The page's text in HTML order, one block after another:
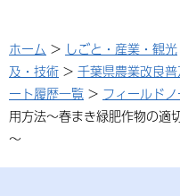
ホーム > しごと・産業・観光
及・技術 > 千葉県農業改良
ート履歴一覧 > フィールド
用方法～春まき緑肥作物の適
～